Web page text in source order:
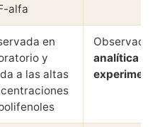
alfa
en
y
a las altas
Observación
analítica y